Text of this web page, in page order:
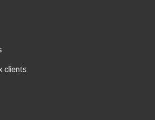
clients